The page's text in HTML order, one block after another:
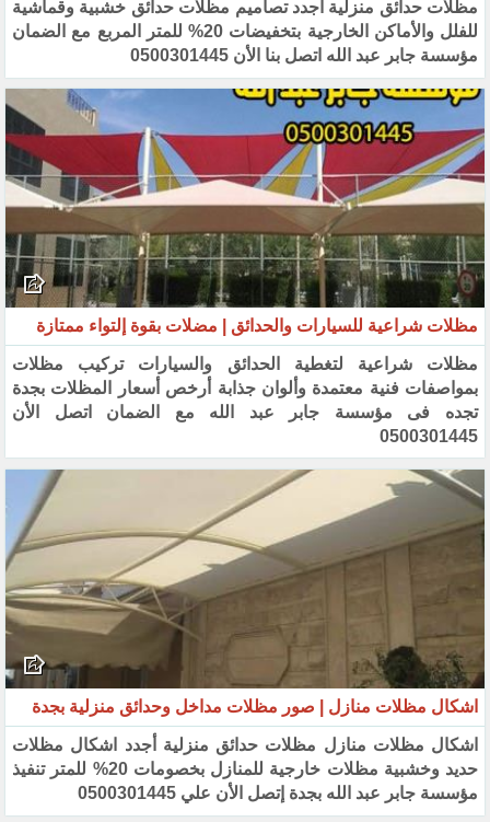
مظلات حدائق منزلية أجدد تصاميم مظلات حدائق خشبية وقماشية
للفلل والأماكن الخارجية بتخفيضات 20% للمتر ‏المربع مع الضمان
مؤسسة جابر عبد الله اتصل بنا الأن 0500301445‏
مظلات شراعية للسيارات والحدائق | مضلات بقوة إلتواء ممتازة ‏
مظلات شراعية لتغطية الحدائق والسيارات تركيب مظلات
بمواصفات فنية معتمدة وألوان جذابة أرخص أسعار المظلات ‏بجدة
تجده فى مؤسسة جابر عبد الله مع الضمان اتصل الأن
0500301445‏
اشكال مظلات منازل | صور مظلات مداخل وحدائق منزلية بجدة
اشكال مظلات منازل مظلات حدائق منزلية أجدد اشكال مظلات
حديد وخشبية مظلات خارجية للمنازل بخصومات 20% ‏للمتر تنفيذ
مؤسسة جابر عبد الله بجدة إتصل الأن علي 0500301445‏